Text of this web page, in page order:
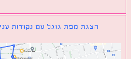
הצגת מפת גוגל עם נקודות עניין